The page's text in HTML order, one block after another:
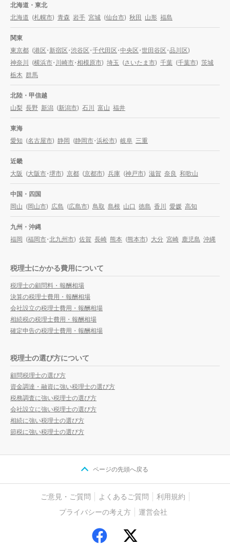
北海道・東北
北海道 (札幌市) 青森 岩手 宮城 (仙台市) 秋田 山形 福島
関東
東京都 (港区・新宿区・渋谷区・千代田区・中央区・世田谷区・品川区)
神奈川 (横浜市・川崎市・相模原市) 埼玉 (さいたま市) 千葉 (千葉市) 茨城
栃木 群馬
北陸・甲信越
山梨 長野 新潟 (新潟市) 石川 富山 福井
東海
愛知 (名古屋市) 静岡 (静岡市・浜松市) 岐阜 三重
近畿
大阪 (大阪市・堺市) 京都 (京都市) 兵庫 (神戸市) 滋賀 奈良 和歌山
中国・四国
岡山 (岡山市) 広島 (広島市) 鳥取 島根 山口 徳島 香川 愛媛 高知
九州・沖縄
福岡 (福岡市・北九州市) 佐賀 長崎 熊本 (熊本市) 大分 宮崎 鹿児島 沖縄
税理士にかかる費用について
税理士の顧問料・報酬相場
決算の税理士費用・報酬相場
会社設立の税理士費用・報酬相場
相続税の税理士費用・報酬相場
確定申告の税理士費用・報酬相場
税理士の選び方について
顧問税理士の選び方
資金調達・融資に強い税理士の選び方
税務調査に強い税理士の選び方
会社設立に強い税理士の選び方
相続に強い税理士の選び方
節税に強い税理士の選び方
ページの先頭へ戻る
ご意見・ご質問 よくあるご質問
利用規約
プライバシーの考え方
運営会社